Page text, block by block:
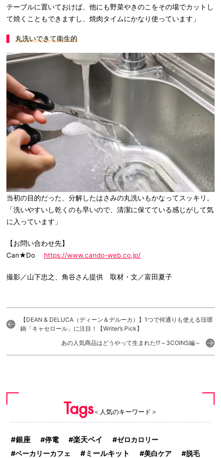
テーブルに置いておけば、他にも野菜やきのこをその場でカットし
て焼くこともできますし、焼肉タイムにかなり使っています」
丸洗いできて衛生的
当初の目的だった、分解したはさみの丸洗いもかなってスッキリ。
「洗いやすいし乾くのも早いので、清潔に保てている感じがして気
に入っています」
【お問い合わせ先】
Can★Do https://www.cando-web.co.jp/
撮影／山下忠之、角谷さん提供 取材・文／富田夏子
【DEAN & DELUCA（ディーン＆デルーカ）】1つで何通りも使える琺瑯
鍋「キャセロール」に注目！【Writer’s Pick】
あの人気商品はどうやって生まれた!?～3COINS編～
Tags＜人気のキーワード＞
銀座 停電 楽天ペイ
ゼロカロリー
ベーカリーカフェ
ミールキット 美白ケア 脱毛